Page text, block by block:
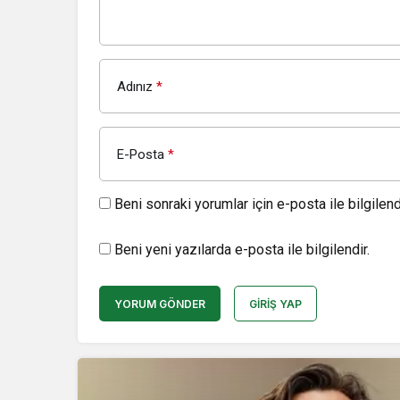
Adınız *
E-Posta *
Beni sonraki yorumlar için e-posta ile
Beni yeni yazılarda e-posta ile bilgilendir.
YORUM GÖNDER GIRIŞ YAP